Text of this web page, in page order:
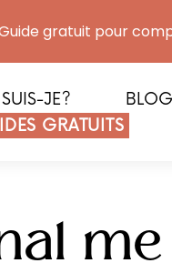
JE? BLOG
GRATUITS
gratuit pour